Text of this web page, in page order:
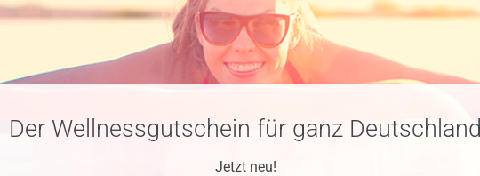
Der Wellnessgutschein für ganz Deutschland
Jetzt neu!